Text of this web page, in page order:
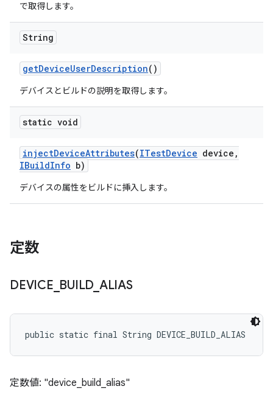
で取得します。
String
getDeviceUserDescription()
デバイスとビルドの説明を取得します。
static void
injectDeviceAttributes(ITestDevice device ,
IBuildInfo b)
デバイスの属性をビルドに挿入します。
定数
DEVICE BUILD ALIAS
public static final String DEVICE_BUILD_ALIAS
定数値: "device_build_alias"